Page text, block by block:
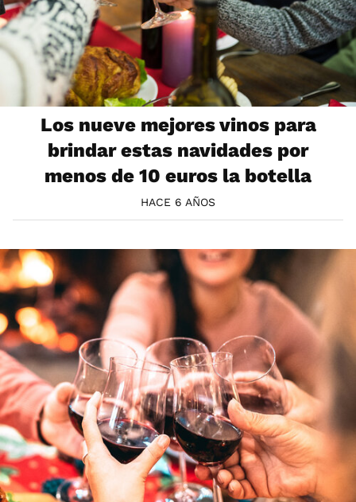
Los nueve mejores vinos para
brindar estas navidades por
menos de 10 euros la botella
HACE 6 AÑOS